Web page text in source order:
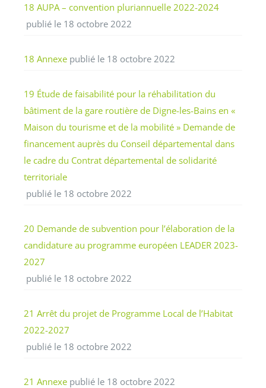
18 AUPA – convention pluriannuelle 2022-2024
publié le 18 octobre 2022
18 Annexe publié le 18 octobre 2022
19 Étude de faisabilité pour la réhabilitation du
bâtiment de la gare routière de Digne-les-Bains en «
Maison du tourisme et de la mobilité » Demande de
financement auprès du Conseil départemental dans
le cadre du Contrat départemental de solidarité
territoriale
publié le 18 octobre 2022
20 Demande de subvention pour l’élaboration de la
candidature au programme européen LEADER 2023-
2027
publié le 18 octobre 2022
21 Arrêt du projet de Programme Local de l’Habitat
2022-2027
publié le 18 octobre 2022
21 Annexe publié le 18 octobre 2022